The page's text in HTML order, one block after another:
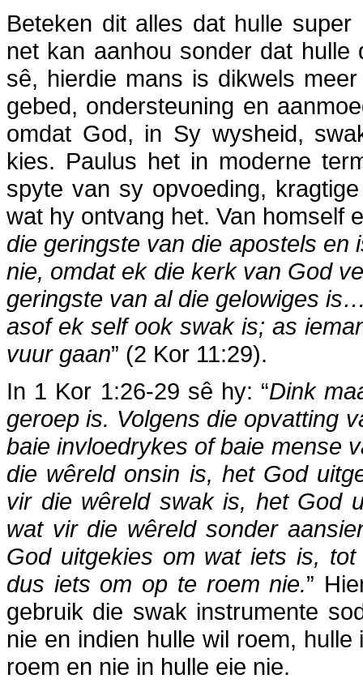
Beteken dit alles dat hulle
net kan aanhou sonder dat
sê, hierdie mans is dikwels
gebed, ondersteuning en
omdat God, in Sy wysheid,
kies. Paulus het in moderne
spyte van sy opvoeding,
wat hy ontvang het. Van homself
die geringste van die apostels en
nie, omdat ek die kerk van God
geringste van al die gelowiges
asof ek self ook swak is; as
vuur gaan” (2 Kor 11:29).
In 1 Kor 1:26-29 sê hy: “Dink
geroep is. Volgens die opvatting
baie invloedrykes of baie mense
die wêreld onsin is, het God
vir die wêreld swak is, het God
wat vir die wêreld sonder
God uitgekies om wat iets is,
dus iets om op te roem nie.”
gebruik die swak instrumente
nie en indien hulle wil roem,
roem en nie in hulle eie nie.